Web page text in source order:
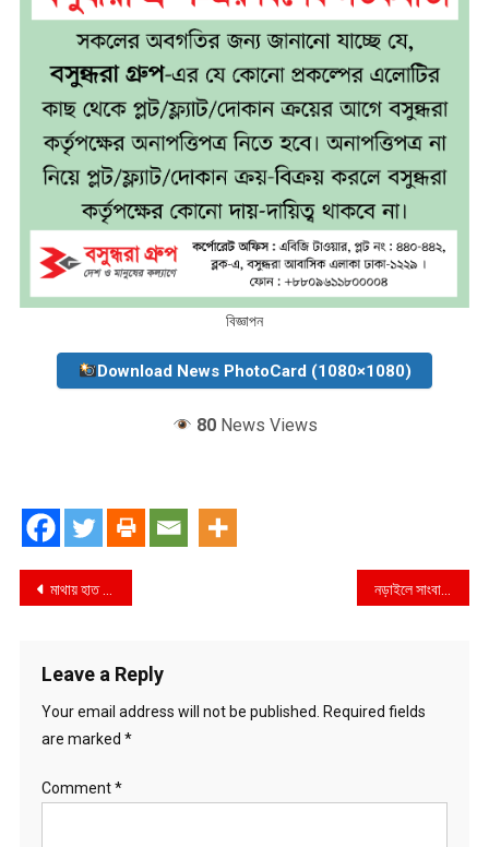
বিজ্ঞাপন
Download News PhotoCard (1080×1080)
80News Views
Post
মাথায় হাত বুলিয়ে জড়িয়ে ধরে খুশি করা এমপির কাজ না,আমার দায়িত্ব আপনাদের কাজ করা নড়াইলে সাংবাদিক আজিজুল ইসলামের মায়ের ইন্তেকাল,সাংবাদিক মহলে শোকের ছায়া
Leave a Reply
Your email address will not be published. Required fields
are marked *
Comment*